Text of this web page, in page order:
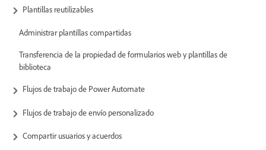
Plantillas reutilizables
Administrar plantillas compartidas
Transferencia de la propiedad de formularios web y plantillas de
biblioteca
Flujos de trabajo de Power Automate
Flujos de trabajo de envío personalizado
Compartir usuarios y acuerdos